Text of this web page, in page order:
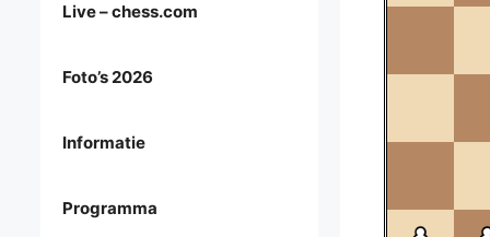
Live – chess.com
Foto’s 2026
Informatie
Programma